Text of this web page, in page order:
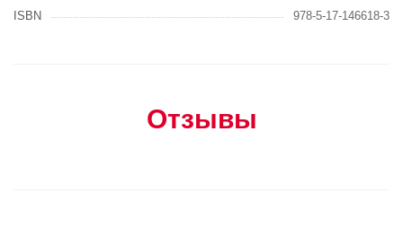
ISBN
978-5-17-146618-3
Отзывы